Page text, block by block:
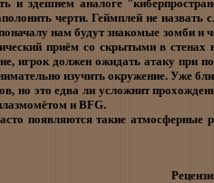
и здешнем аналоге
черти. Геймплей не
нам будут знакомые зомби
приём со скрытыми в
игрок должен ожидать атаку при
изучить окружение. Уже
но это едва ли усложнит
и BFG.
появляются такие атмосферные